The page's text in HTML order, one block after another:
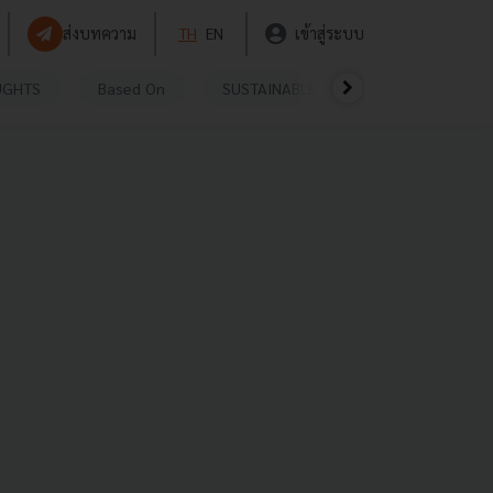
ส่งบทความ TH EN เข้าสู่ระบบ
Based On SUSTAINABLE